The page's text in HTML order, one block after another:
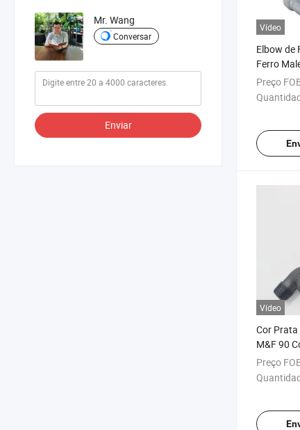
Mr. Wang
Conversar
Enviar
Vídeo
Elbow de
Ferro
Rosca
Materiais
Preço
Vídeo
Cor Prata
M&F 90
Preço